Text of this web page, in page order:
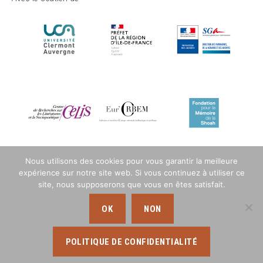
Nous utilisons des cookies pour vous garantir la meilleure
expérience sur notre site web. Si vous continuez à utiliser ce
site, nous supposerons que vous en êtes satisfait.
OK NON
POLITIQUE DE CONFIDENTIALITÉ